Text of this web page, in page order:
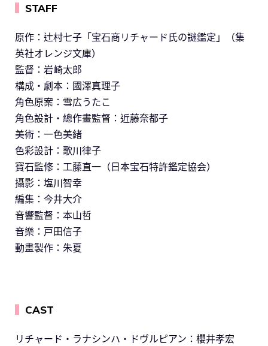
STAFF
原作：辻村七子「宝石商リチャード氏の謎鑑定」（集
英社オレンジ文庫）
監督：岩崎太郎
構成・劇本：國澤真理子
角色原案：雪広うたこ
角色設計・總作畫監督：近藤奈都子
美術：一色美緒
色彩設計：歌川律子
寶石監修：工藤直一（日本宝石特許鑑定協会）
攝影：塩川智幸
編集：今井大介
音響監督：本山哲
音樂：戸田信子
動畫製作：朱夏
CAST
リチャード・ラナシンハ・ドヴルピアン：櫻井孝宏